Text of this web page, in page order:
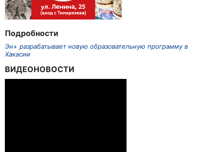
Подробности
Эн+ разрабатывает новую образовательную программу в
Хакасии
ВИДЕОНОВОСТИ